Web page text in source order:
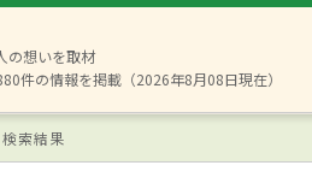
の想いを取材
件の情報を掲載（2026年8月08日現在）
索結果